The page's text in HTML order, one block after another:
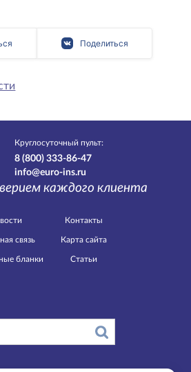
Поделиться
Круглосуточный пульт:
8 (800) 333-86-47
info@euro-ins.ru
каждого клиента
связь
бланки
Контакты
Карта сайта
Статьи